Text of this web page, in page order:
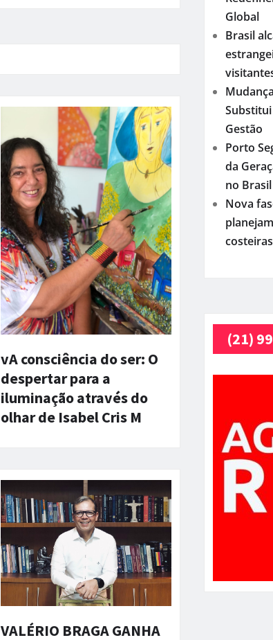
vA consciência do ser: O
despertar para a
iluminação através do
olhar de Isabel Cris M
VALÉRIO BRAGA GANHA
Global
Brasil
Gestão
Porto
da
no Brasil
Nova
costeiras
(21)